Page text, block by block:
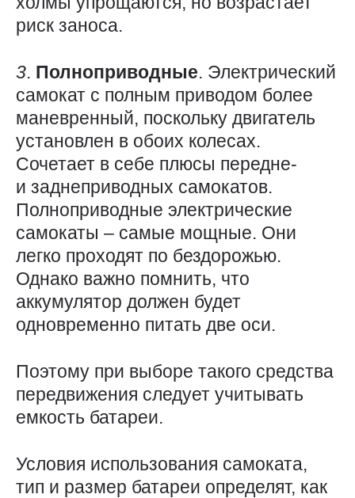
риск заноса.
3. Полноприводные. Электрический
самокат с полным приводом более
маневренный, поскольку двигатель
установлен в обоих колесах.
Сочетает в себе плюсы передне-
и заднеприводных самокатов.
Полноприводные электрические
самокаты – самые мощные. Они
легко проходят по бездорожью.
Однако важно помнить, что
аккумулятор должен будет
одновременно питать две оси.
Поэтому при выборе такого средства
передвижения следует учитывать
емкость батареи.
Условия использования самоката,
тип и размер батареи определят, как